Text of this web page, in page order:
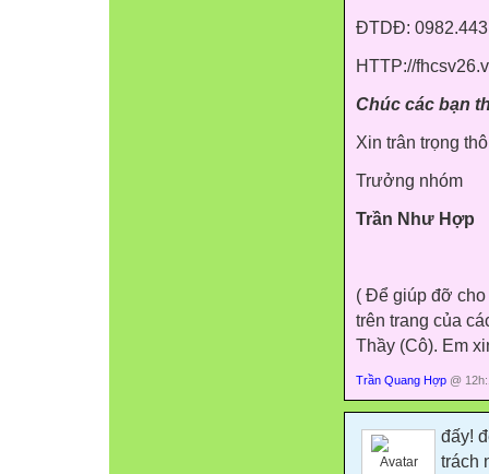
ĐTDĐ:
HTTP://
Chúc các bạn
Xin trân trọng
Trưởng nhóm
Trần Như Hợp
( Để giúp đỡ
trên trang của
Thầy (Cô). Em
Trần Quang Hợp @
đấy!
trách